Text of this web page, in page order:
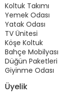
Koltuk Takımı
Yemek Odası
Yatak Odası
TV Ünitesi
Köşe Koltuk
Bahçe Mobilyası
Düğün Paketleri
Giyinme Odası
Üyelik